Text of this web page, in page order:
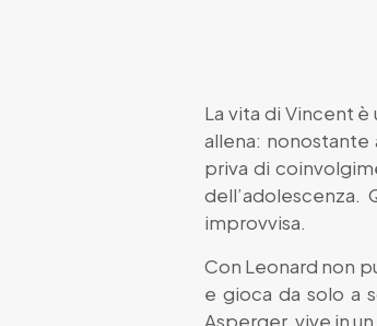
La vita di Vincent
allena: nonostante
priva di
improvvisa.
Con Leonard non
e gioca da solo a
Asperger, vive in